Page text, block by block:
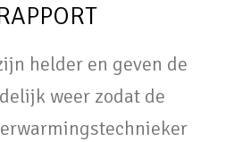
helder en geven de
weer zodat de